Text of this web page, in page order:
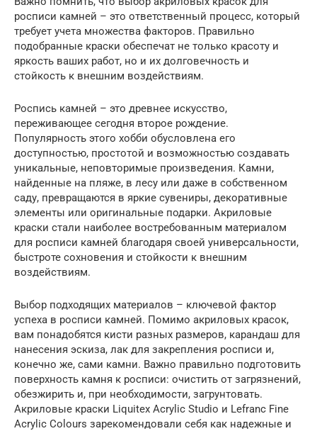
росписи камней – это ответственный процесс, который
требует учета множества факторов. Правильно
подобранные краски обеспечат не только красоту и
яркость ваших работ, но и их долговечность и
стойкость к внешним воздействиям.
Роспись камней – это древнее искусство,
переживающее сегодня второе рождение.
Популярность этого хобби обусловлена его
доступностью, простотой и возможностью создавать
уникальные, неповторимые произведения. Камни,
найденные на пляже, в лесу или даже в собственном
саду, превращаются в яркие сувениры, декоративные
элементы или оригинальные подарки. Акриловые
краски стали наиболее востребованным материалом
для росписи камней благодаря своей универсальности,
быстроте сохновения и стойкости к внешним
воздействиям.
Выбор подходящих материалов – ключевой фактор
успеха в росписи камней. Помимо акриловых красок,
вам понадобятся кисти разных размеров, карандаш для
нанесения эскиза, лак для закрепления росписи и,
конечно же, сами камни. Важно правильно подготовить
поверхность камня к росписи: очистить от загрязнений,
обезжирить и, при необходимости, загрунтовать.
Акриловые краски Liquitex Acrylic Studio и Lefranc Fine
Acrylic Colours зарекомендовали себя как надежные и